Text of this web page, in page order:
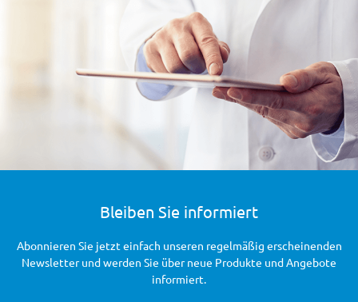
Bleiben Sie informiert
Abonnieren Sie jetzt einfach unseren regelmäßig erscheinenden
Newsletter und werden Sie über neue Produkte und Angebote
informiert.